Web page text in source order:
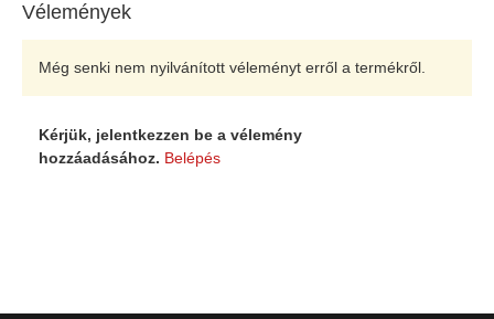
Vélemények
Még senki nem nyilvánított véleményt erről a termékről.
Kérjük, jelentkezzen be a vélemény
hozzáadásához. Belépés